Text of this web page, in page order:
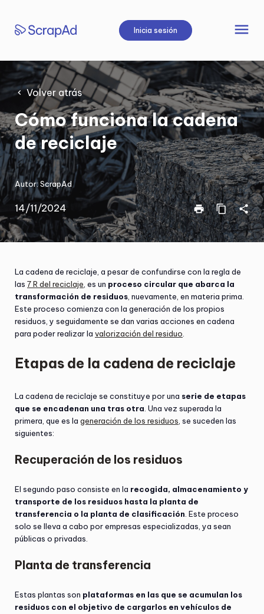
contenido
Inicia sesión menu
Volver atrás
Cómo funciona la cadena
de reciclaje
Autor:ScrapAd
14/11/2024 print content_copy share
La cadena de reciclaje, a pesar de confundirse con la regla de
las 7 R del reciclaje , es un proceso circular que abarca la
transformación de residuos , nuevamente, en materia prima.
Este proceso comienza con la generación de los propios
residuos, y seguidamente se dan varias acciones en cadena
para poder realizar la valorización del residuo
Etapas de la cadena de reciclaje
La cadena de reciclaje se constituye por una serie de etapas
que se encadenan una tras otra . Una vez superada la
primera, que es la generación de los residuos , se suceden las
siguientes:
Recuperación de los residuos
El segundo paso consiste en la recogida, almacenamiento y
transporte de los residuos hasta la planta de
transferencia o la planta de clasificación . Este proceso
solo se lleva a cabo por empresas especializadas, ya sean
públicas o privadas.
Planta de transferencia
Estas plantas son plataformas en las que se acumulan los
residuos con el objetivo de cargarlos en vehículos de